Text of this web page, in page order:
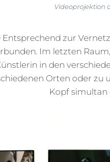
Videoprojektion
Entsprechend zur
Im letzten
in den
Orten oder
Kopf simultan